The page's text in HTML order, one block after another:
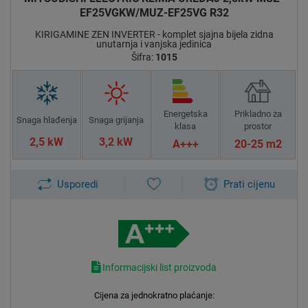
cijevi, horizontalan položaj krilaca idealan je za stvaranje
/ OPCIJE
DALJINSKI UPRAVLJAČ
Nudi pregršt opcija kao što su tjedni tajmer (isključivanje,
EF25VGKW/MUZ-EF25VG R32
KIRIGAMINE ZEN INVERTER - komplet sjajna bijela zidna
unutarnja i vanjska jedinica
Šifra: 1015
Snaga hlađenja
2,5 kW
Snaga grijanja
3,2 kW
Energetska
klasa
A+++
Prikladno za
prostor
20-25 m2
Usporedi Prati cijenu
Informacijski list proizvoda
Cijena za jednokratno plaćanje: